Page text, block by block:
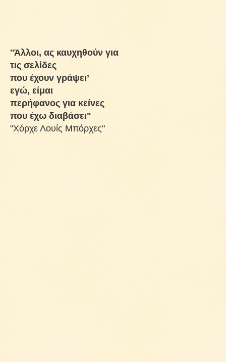
''Άλλοι, ας καυχηθούν για
τις σελίδες
που έχουν γράψει’
εγώ, είμαι
περήφανος για κείνες
που έχω διαβάσει"
"Χόρχε Λουίς Μπόρχες"